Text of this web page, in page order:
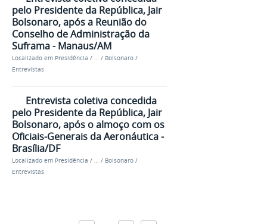
pelo Presidente da República, Jair
Bolsonaro, após a Reunião do
Conselho de Administração da
Suframa - Manaus/AM
Localizado em Presidência / / Bolsonaro /
Entrevistas
Entrevista coletiva concedida
pelo Presidente da República, Jair
Bolsonaro, após o almoço com os
Oficiais-Generais da Aeronáutica -
Brasília/DF
Localizado em Presidência / … / Bolsonaro /
Entrevistas